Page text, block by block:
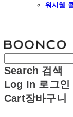
워시웰
Search 검색
Log In 로그인
Cart장바구니